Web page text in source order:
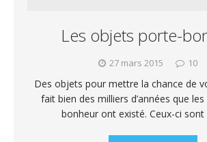
Les objets porte-
27 mars 2015 10
Des objets pour mettre la chance de
fait bien des milliers d’années que
bonheur ont existé. Ceux-ci sont